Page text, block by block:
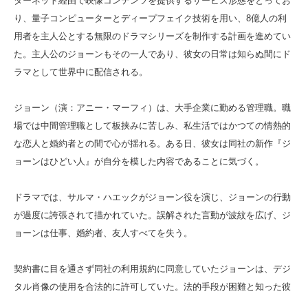
り、量子コンピューターとディープフェイク技術を用い、8億人の利
用者を主人公とする無限のドラマシリーズを制作する計画を進めてい
た。主人公のジョーンもその一人であり、彼女の日常は知らぬ間にド
ラマとして世界中に配信される。
ジョーン（演：アニー・マーフィ）は、大手企業に勤める管理職。職
場では中間管理職として板挟みに苦しみ、私生活ではかつての情熱的
な恋人と婚約者との間で心が揺れる。ある日、彼女は同社の新作『ジ
ョーンはひどい人』が自分を模した内容であることに気づく。
ドラマでは、サルマ・ハエックがジョーン役を演じ、ジョーンの行動
が過度に誇張されて描かれていた。誤解された言動が波紋を広げ、ジ
ョーンは仕事、婚約者、友人すべてを失う。
契約書に目を通さず同社の利用規約に同意していたジョーンは、デジ
タル肖像の使用を合法的に許可していた。法的手段が困難と知った彼